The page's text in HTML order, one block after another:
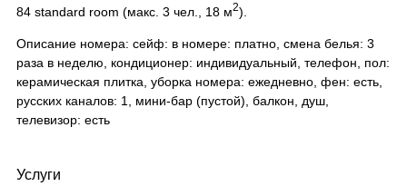
84 standard room (макс. 3 чел., 18 м2).
Описание номера: сейф: в номере: платно, смена белья: 3
раза в неделю, кондиционер: индивидуальный, телефон, пол:
керамическая плитка, уборка номера: ежедневно, фен: есть,
русских каналов: 1, мини-бар (пустой), балкон, душ,
телевизор: есть
Услуги